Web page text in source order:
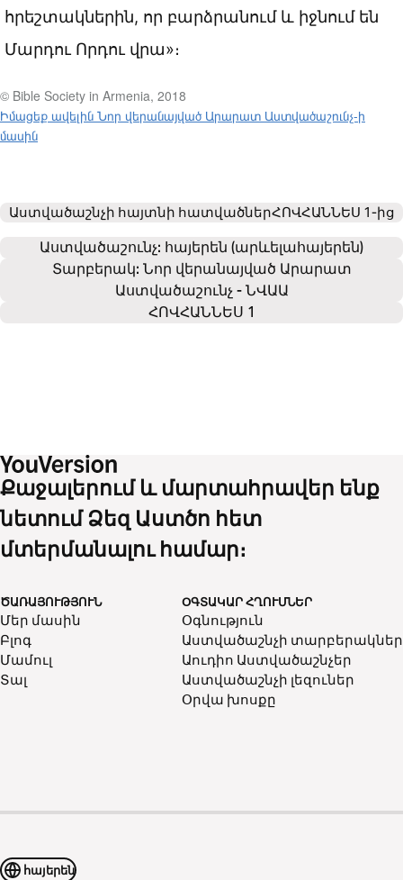
հրեշտակներին, որ բարձրանում և իջնում են
Մարդու Որդու վրա»։
© Bible Society in Armenia, 2018
Իմացեք ավելին Նոր վերանայված Արարատ Աստվածաշունչ-ի
մասին
Աստվածաշնչի հայտնի հատվածներՀՈՎՀԱՆՆԵՍ 1-ից
Աստվածաշունչ: հայերեն (արևելահայերեն)
Տարբերակ: Նոր վերանայված Արարատ
Աստվածաշունչ - ՆՎԱԱ
ՀՈՎՀԱՆՆԵՍ 1
Քաջալերում և մարտահրավեր ենք
նետում Ձեզ Աստծո հետ
մտերմանալու համար։
ԾԱՌԱՅՈՒԹՅՈՒՆ
Մեր մասին
Բլոգ
Մամուլ
Տալ
ՕԳՏԱԿԱՐ ՀՂՈՒՄՆԵՐ
Օգնություն
Աստվածաշնչի տարբերակներ
Աուդիո Աստվածաշնչեր
Աստվածաշնչի լեզուներ
Օրվա խոսքը
հայերեն